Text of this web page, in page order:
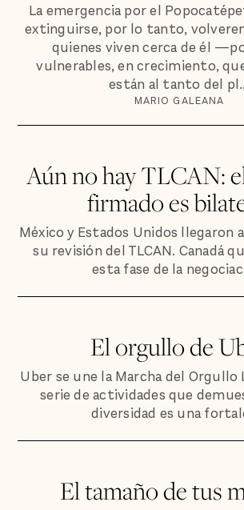
La emergencia por el
extinguirse, por lo tanto,
quienes viven cerca de él
vulnerables, en crecimiento,
están al tanto del
MARIO GALEANA
Aún no hay TLCAN:
firmado es
México y Estados Unidos llegaron
su revisión del TLCAN. Canadá
esta fase de la
El orgullo de
Uber se une la Marcha del Orgullo
serie de actividades que
diversidad es una
El tamaño de tus